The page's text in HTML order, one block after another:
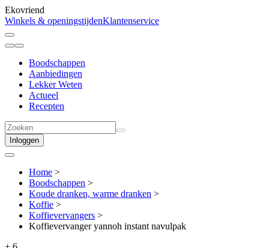
Ekovriend
Winkels & openingstijdenKlantenservice
Boodschappen
Aanbiedingen
Lekker Weten
Actueel
Recepten
Inloggen
Home >
Boodschappen >
Koude dranken, warme dranken >
Koffie >
Koffievervangers >
Koffievervanger yannoh instant navulpak